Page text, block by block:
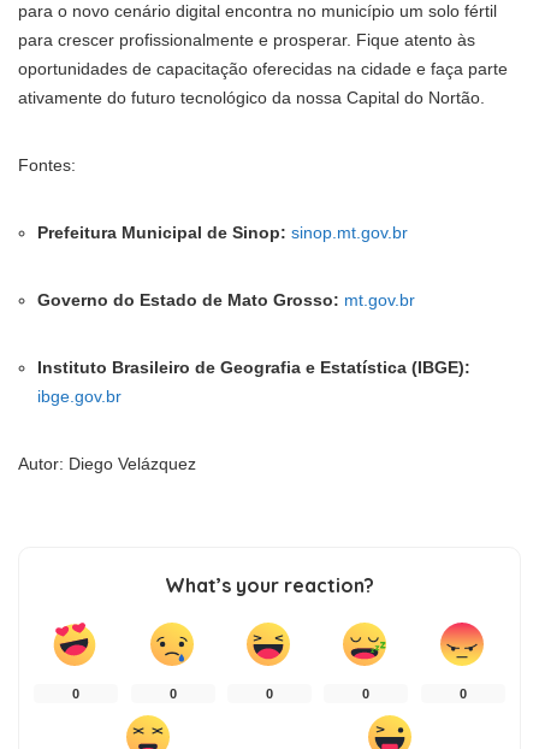
para o novo cenário digital encontra no município um solo fértil
para crescer profissionalmente e prosperar. Fique atento às
oportunidades de capacitação oferecidas na cidade e faça parte
ativamente do futuro tecnológico da nossa Capital do Nortão.
Fontes:
Prefeitura Municipal de Sinop: sinop.mt.gov.br
Governo do Estado de Mato Grosso: mt.gov.br
Instituto Brasileiro de Geografia e Estatística (IBGE):
ibge.gov.br
Autor: Diego Velázquez
What’s your reaction?
0 0 0 0 0